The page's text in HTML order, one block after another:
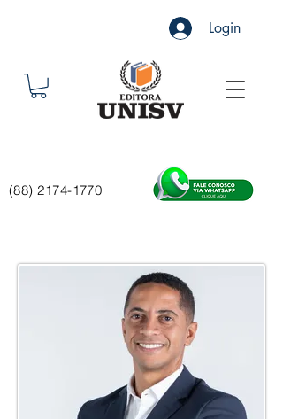
Login
(88) 2174-1770